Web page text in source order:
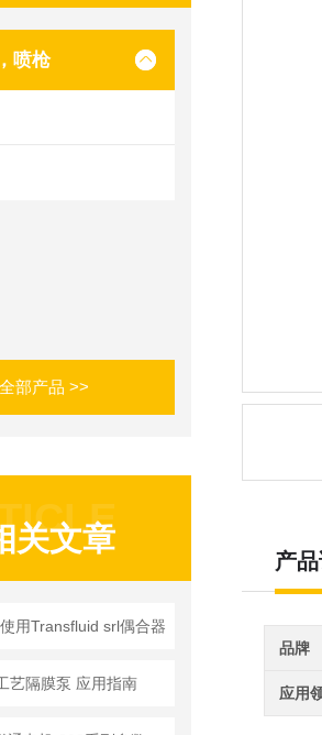
喷枪
部产品 >>
关文章
用Transfluid srl偶合器
艺隔膜泵 应用指南
产
品牌
应用